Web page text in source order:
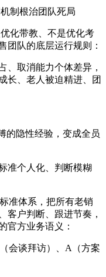
制根治团队死局
化带教、不是优化考
团队的底层运行规则：
、取消能力个体差异，
长、老人被迫精进、团
的隐性经验，变成全员
准个人化、判断模糊
准体系，把所有老销
客户判断、跟进节奏，
官方业务语义：
会谈拜访）、A（方案